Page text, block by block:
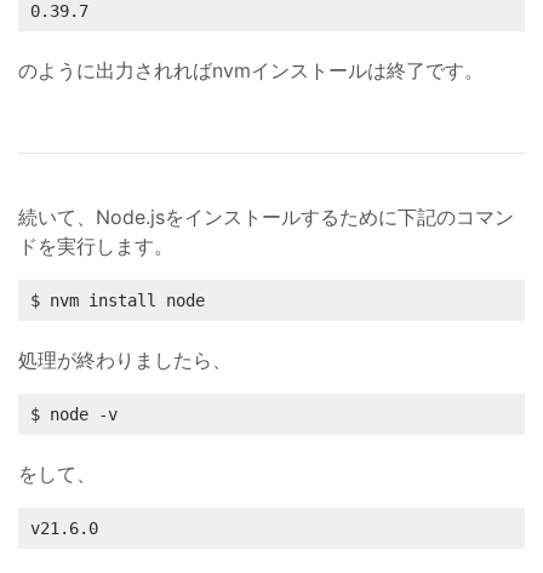
0.39.7
のように出力されればnvmインストールは終了です。
続いて、Node.jsをインストールするために下記のコマン
ドを実行します。
$ nvm install node
処理が終わりましたら、
$ node -v
をして、
v21.6.0